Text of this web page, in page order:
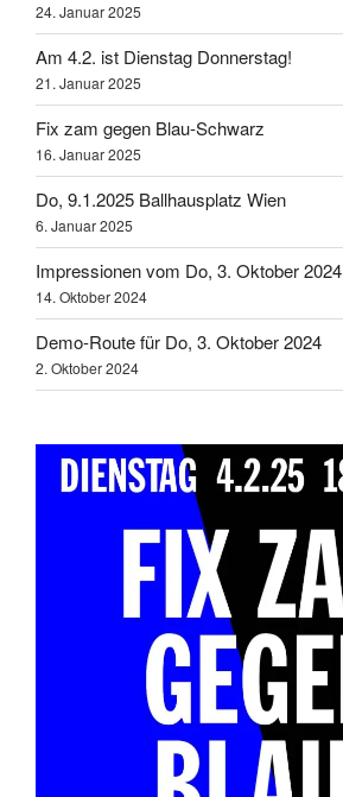
24. Januar 2025
Am 4.2. ist Dienstag Donnerstag!
21. Januar 2025
Fix zam gegen Blau-Schwarz
16. Januar 2025
Do, 9.1.2025 Ballhausplatz Wien
6. Januar 2025
Impressionen vom Do, 3. Oktober 2024
14. Oktober 2024
Demo-Route für Do, 3. Oktober 2024
2. Oktober 2024